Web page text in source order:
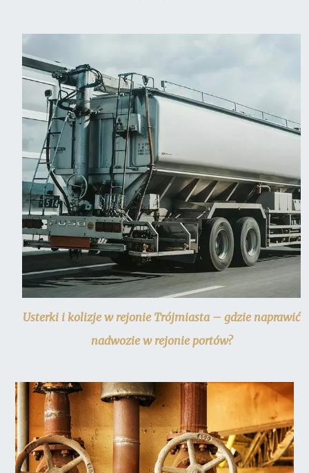
Usterki i kolizje w rejonie Trójmiasta – gdzie naprawić
nadwozie w rejonie portów?